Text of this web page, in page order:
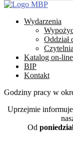
Wydarzenia
Oddział
Katalog on-line
BIP
Kontakt
Godziny pracy w
Uprzejmie
Od